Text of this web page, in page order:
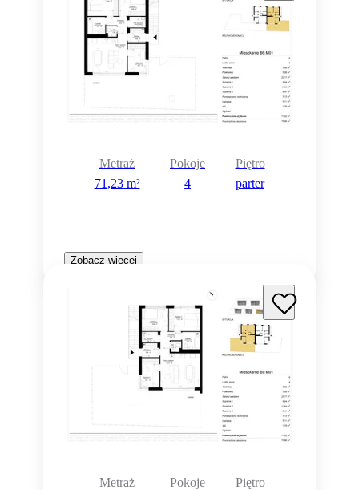
Metraż
71,23 m²
Pokoje
4
Piętro
parter
Zobacz więcej
Metraż
Pokoje
Piętro